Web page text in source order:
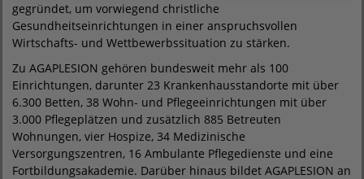
gegründet, um vorwiegend christliche
Gesundheitseinrichtungen in einer anspruchsvollen
Wirtschafts- und Wettbewerbssituation zu stärken.
Zu AGAPLESION gehören bundesweit mehr als 100
Einrichtungen, darunter 23 Krankenhausstandorte mit über
6.300 Betten, 38 Wohn- und Pflegeeinrichtungen mit über
3.000 Pflegeplätzen und zusätzlich 885 Betreuten
Wohnungen, vier Hospize, 34 Medizinische
Versorgungszentren, 16 Ambulante Pflegedienste und eine
Fortbildungsakademie. Darüber hinaus bildet AGAPLESION an